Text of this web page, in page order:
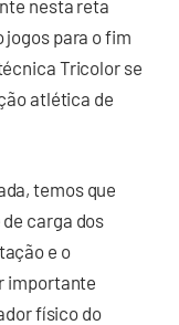
nesta reta
para o fim
Tricolor se
atlética de
temos que
carga dos
e o
importante
físico do